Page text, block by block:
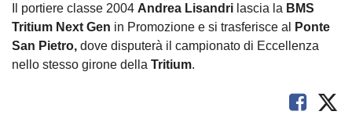
Il portiere classe 2004 Andrea Lisandri lascia la BMS
Tritium Next Gen in Promozione e si trasferisce al
Ponte
San Pietro, dove disputerà il campionato di Eccellenza
nello stesso girone della Tritium.